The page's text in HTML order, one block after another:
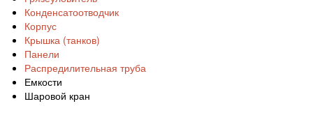
Конденсатоотводчик
Корпус
Крышка (танков)
Панели
Распредилительная труба
Емкости
Шаровой кран